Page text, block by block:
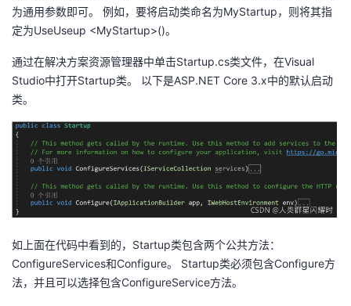
注
的
开
发
堂
我
的
我
我
的
Programs
我
的
持
的
技
我
的
为通用参数即可。 例如，要将启动类命名为MyStartup，则将其指
定为UseUseup <MyStartup>()。
通过在解决方案资源管理器中单击Startup.cs类文件，在Visual
Studio中打开Startup类。 以下是ASP.NET Core 3.x中的默认启动
类。
如上面在代码中看到的，Startup类包含两个公共方法：
ConfigureServices和Configure。 Startup类必须包含Configure方
法，并且可以选择包含ConfigureService方法。